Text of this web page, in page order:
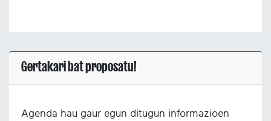
Gertakari bat proposatu!
Agenda hau gaur egun ditugun informazioen